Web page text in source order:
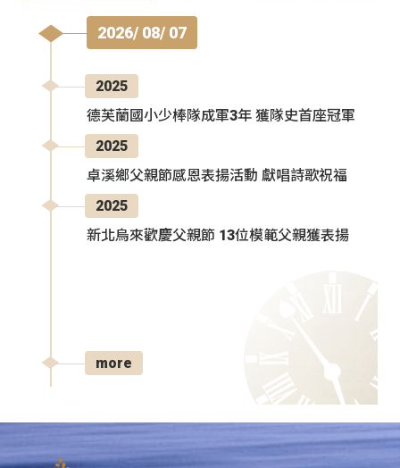
2026/ 08/ 07
2025
德芙蘭國小少棒隊成軍3年 獲隊史首座冠軍
2025
卓溪鄉父親節感恩表揚活動 獻唱詩歌祝福
2025
新北烏來歡慶父親節 13位模範父親獲表揚
more